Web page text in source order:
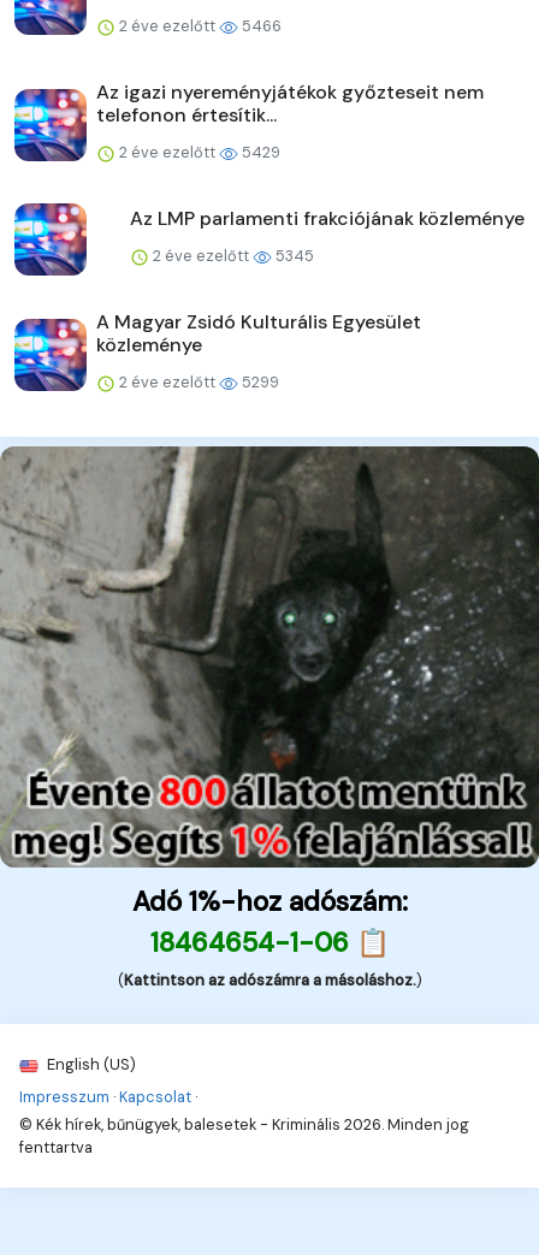
2 éve ezelőtt 5466
Az igazi nyereményjátékok győzteseit nem
telefonon értesítik...
2 éve ezelőtt 5429
Az LMP parlamenti frakciójának közleménye
2 éve ezelőtt 5345
A Magyar Zsidó Kulturális Egyesület
közleménye
2 éve ezelőtt 5299
Adó 1%-hoz adószám:
18464654-1-06 📋
(Kattintson az adószámra a másoláshoz.)
English (US)
Impresszum ·Kapcsolat ·
© Kék hírek, bűnügyek, balesetek - Kriminális 2026. Minden jog
fenttartva